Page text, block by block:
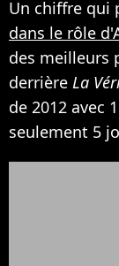
Un chiffre qui
dans le rôle
des meilleurs
derrière La
de 2012 avec
seulement 5